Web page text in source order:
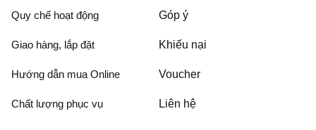
Quy chế hoạt động
Giao hàng, lắp đặt
Hướng dẫn mua Online
Chất lượng phục vụ
Góp ý
Khiếu nại
Voucher
Liên hệ